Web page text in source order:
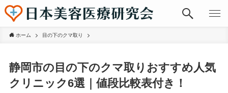
ホーム 目の下のクマ取り
静岡市の目の下のクマ取りおすすめ人気
クリニック6選｜値段比較表付き！